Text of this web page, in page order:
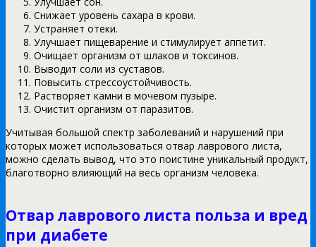
Снижает уровень сахара в крови.
Устраняет отеки.
Улучшает пищеварение и стимулирует аппетит.
Очищает организм от шлаков и токсинов.
Выводит соли из суставов.
Повысить стрессоустойчивость.
Растворяет камни в мочевом пузыре.
Очистит организм от паразитов.
Учитывая большой спектр заболеваний и нарушений при
которых может использоваться отвар лаврового листа,
можно сделать вывод, что это поистине уникальный продукт,
благотворно влияющий на весь организм человека.
Отвар лаврового листа польза и вред
при диабете